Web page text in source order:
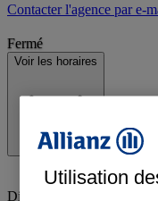
Contacter l'agence par e-
Fermé
Voir les horaires
Dimanche
Utilisation